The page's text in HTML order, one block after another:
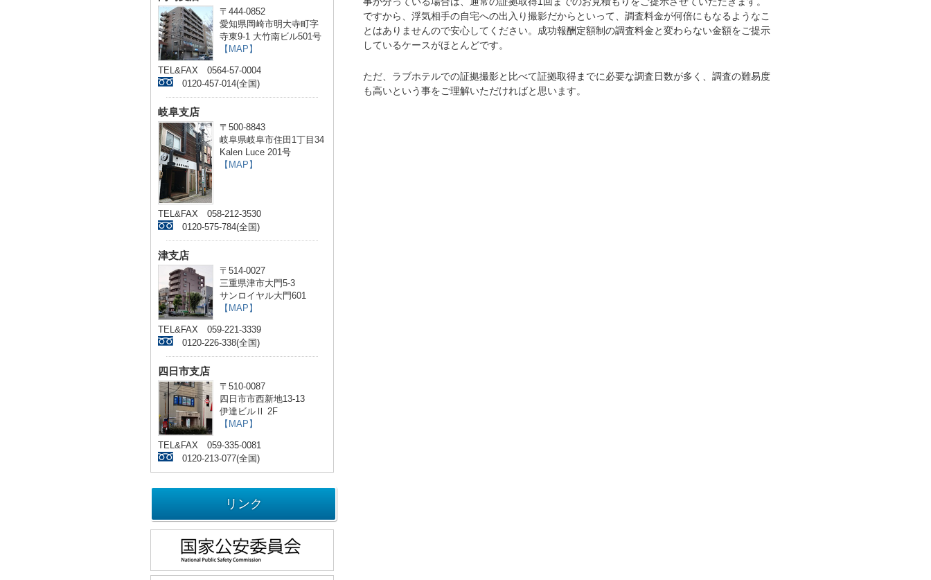
ですから、浮気相手の自宅への出入り撮影だからといって、調査料金が何倍にもなるようなこ
とはありませんので安心してください。成功報酬定額制の調査料金と変わらない金額をご提示
しているケースがほとんどです。
ただ、ラブホテルでの証拠撮影と比べて証拠取得までに必要な調査日数が多く、調査の難易度
も高いという事をご理解いただければと思います。
〒444-0852
愛知県岡崎市明大寺町字
寺東9-1 大竹南ビル501号
【MAP】
TEL&FAX 0564-57-0004
0120-457-014(全国)
岐阜支店
〒500-8843
岐阜県岐阜市住田1丁目34
Kalen Luce 201号
【MAP】
TEL&FAX 058-212-3530
0120-575-784(全国)
津支店
〒514-0027
三重県津市大門5-3
サンロイヤル大門601
【MAP】
TEL&FAX 059-221-3339
0120-226-338(全国)
四日市支店
〒510-0087
四日市市西新地13-13
伊達ビルⅡ 2F
【MAP】
TEL&FAX 059-335-0081
0120-213-077(全国)
リンク